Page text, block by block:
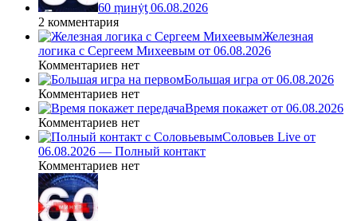
60 ṃинẏƫ 06.08.2026
2 комментария
Железная
логика с Сергеем Михеевым от 06.08.2026
Комментариев нет
Большая игра от 06.08.2026
Комментариев нет
Время покажет от 06.08.2026
Комментариев нет
Соловьев Live от
06.08.2026 — Полный контакт
Комментариев нет